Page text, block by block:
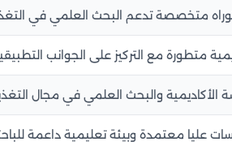
متخصصة تدعم البحث العلمي في
متطورة مع التركيز على الجوانب
الأكاديمية والبحث العلمي في مجال
عليا معتمدة وبيئة تعليمية داعمة